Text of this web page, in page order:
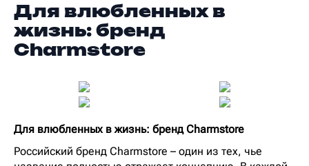
Для влюбленных в
жизнь: бренд
Charmstore
Для влюбленных в жизнь: бренд Charmstore
Российский бренд Charmstore – один из тех, чье